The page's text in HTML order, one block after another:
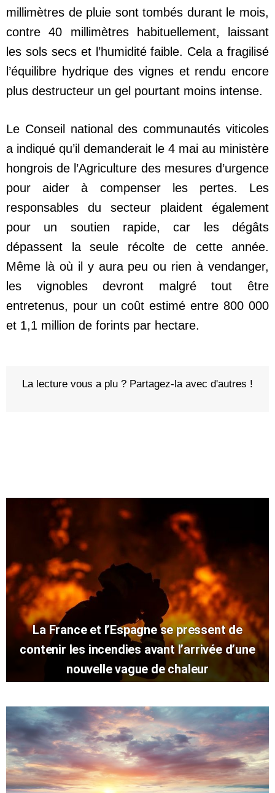
millimètres de pluie sont tombés durant le mois,
contre 40 millimètres habituellement, laissant
les sols secs et l’humidité faible. Cela a fragilisé
l’équilibre hydrique des vignes et rendu encore
plus destructeur un gel pourtant moins intense.
Le Conseil national des communautés viticoles
a indiqué qu’il demanderait le 4 mai au ministère
hongrois de l’Agriculture des mesures d’urgence
pour aider à compenser les pertes. Les
responsables du secteur plaident également
pour un soutien rapide, car les dégâts
dépassent la seule récolte de cette année.
Même là où il y aura peu ou rien à vendanger,
les vignobles devront malgré tout être
entretenus, pour un coût estimé entre 800 000
et 1,1 million de forints par hectare.
La lecture vous a plu ? Partagez-la avec d'autres !
La France et l’Espagne se pressent de
contenir les incendies avant l’arrivée d’une
nouvelle vague de chaleur